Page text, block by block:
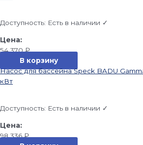
Доступность: Есть в наличии ✓
54 370₽
В корзину
Насос для бассейна Speck BADU
кВт
Доступность: Есть в наличии ✓
98 336₽